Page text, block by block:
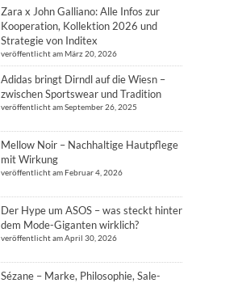
Zara x John Galliano: Alle Infos zur
Kooperation, Kollektion 2026 und
Strategie von Inditex
veröffentlicht am März 20, 2026
Adidas bringt Dirndl auf die Wiesn –
zwischen Sportswear und Tradition
veröffentlicht am September 26, 2025
Mellow Noir – Nachhaltige Hautpflege
mit Wirkung
veröffentlicht am Februar 4, 2026
Der Hype um ASOS – was steckt hinter
dem Mode-Giganten wirklich?
veröffentlicht am April 30, 2026
Sézane – Marke, Philosophie, Sale-